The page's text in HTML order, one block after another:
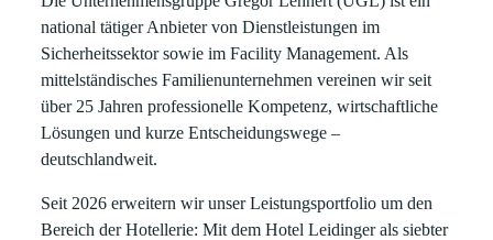
national tätiger Anbieter von Dienstleistungen im
Sicherheitssektorsowie imFacility Management. Als
mittelständisches Familienunternehmen vereinen wir seit
über 25 Jahren professionelle Kompetenz, wirtschaftliche
Lösungen und kurze Entscheidungswege –
deutschlandweit.
Seit 2026 erweitern wir unser Leistungsportfolio um den
Bereich derHotellerie: Mit demHotel Leidingerals siebter